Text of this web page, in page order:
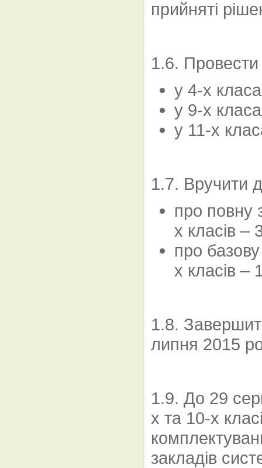
прийняті
1.6.
у 4-х
у 9-х
у 11-х
1.7. Вручити
про повну
х класів –
про
х класів –
1.8.
липня 2015
1.9. До 29
х та 10-х
закладів